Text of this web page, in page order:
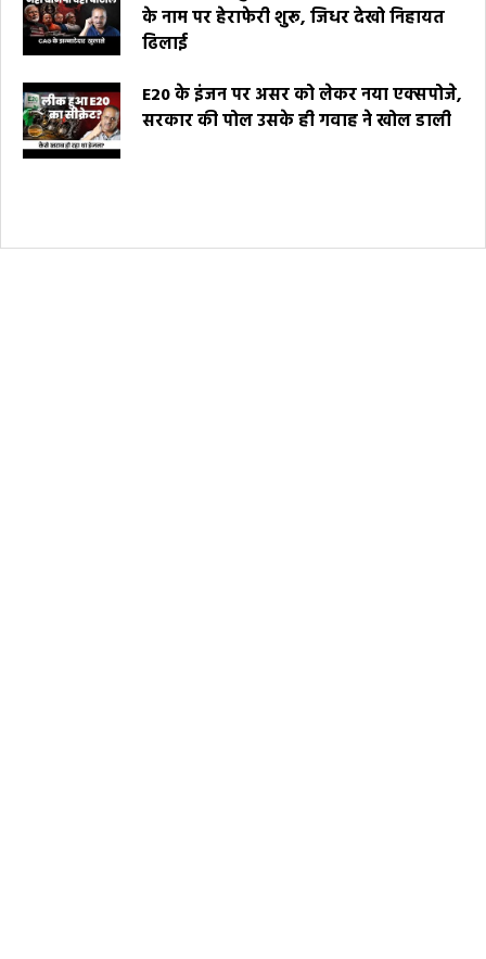
के नाम पर हेराफेरी शुरू, जिधर देखो निहायत
ढिलाई
E20 के इंजन पर असर को लेकर नया एक्सपोजे,
सरकार की पोल उसके ही गवाह ने खोल डाली